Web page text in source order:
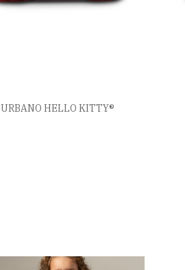
URBANO HELLO KITTY®